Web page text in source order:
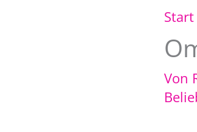
Start
Von